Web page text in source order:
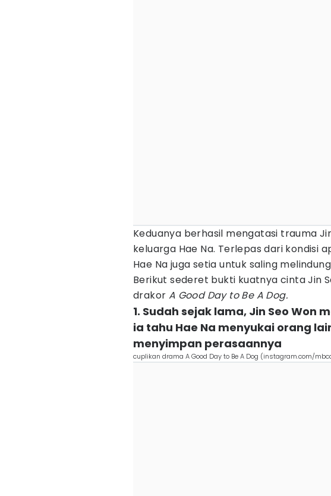
Keduanya berhasil mengatasi trauma
keluarga Hae Na. Terlepas dari kondisi
Hae Na juga setia untuk saling
Berikut sederet bukti kuatnya cinta Jin
drakor A Good Day to Be A Dog.
1. Sudah sejak lama, Jin Seo Won
ia tahu Hae Na menyukai orang
menyimpan perasaannya
cuplikan drama A Good Day to Be A Dog (instagram.com/